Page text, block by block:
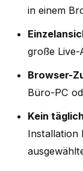
in einem
große Live-
Browser-
Büro-PC
Kein
Installation